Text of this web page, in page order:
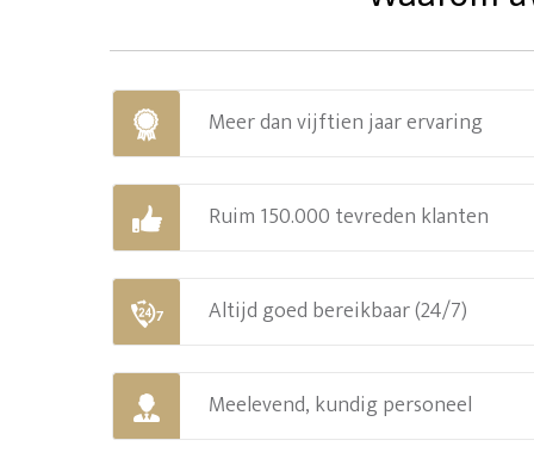
Meer dan vijftien jaar ervaring
Ruim 150.000 tevreden klanten
Altijd goed bereikbaar (24/7)
Meelevend, kundig personeel